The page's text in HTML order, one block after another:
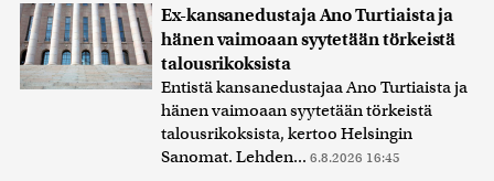
Ex-kansanedustaja Ano Turtiaista ja
hänen vaimoaan syytetään törkeistä
talousrikoksista
Entistä kansanedustajaa Ano Turtiaista ja
hänen vaimoaan syytetään törkeistä
talousrikoksista, kertoo Helsingin
Sanomat. Lehden... 6.8.2026 16:45